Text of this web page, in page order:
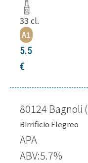
33 cl.
A1
5.5
€
80124 Bagnoli
Birrificio Flegreo
APA
ABV:5.7%